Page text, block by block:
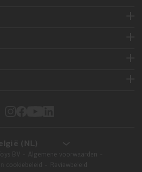
BV
Algemene voorwaarden
cookiebeleid
Reviewbeleid